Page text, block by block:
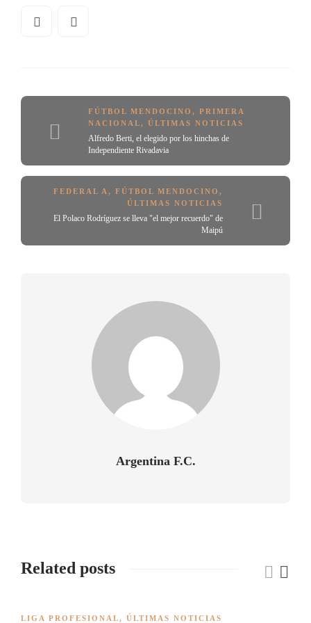
FÚTBOL MENDOCINO , PRIMERA
NACIONAL, ÚLTIMAS NOTICIAS
Alfredo Berti, el elegido por los hinchas de
Independiente Rivadavia
FEDERAL A , FÚTBOL MENDOCINO ,
ÚLTIMAS NOTICIAS
El Polaco Rodríguez se lleva "el mejor recuerdo" de
Maipú
Argentina F.C.
Related posts
LIGA PROFESIONAL, ÚLTIMAS NOTICIAS